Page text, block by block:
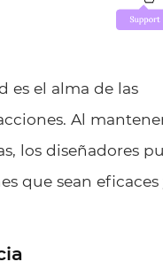
es el alma de las
Al
los diseñadores
que sean eficaces